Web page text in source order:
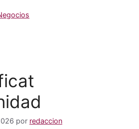
por redaccion